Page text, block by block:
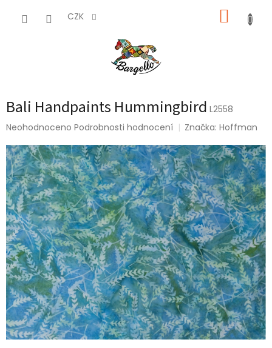
CZK
Bali Handpaints Hummingbird L2558
Průměrné
produktu
je
0,0
z
5
hvězdiček.
Neohodnoceno Podrobnosti hodnocení Značka:Hoffman